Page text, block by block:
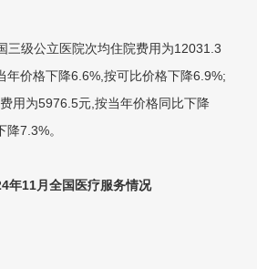
级公立医院次均住院费用为12031.3
年价格下降6.6%,按可比价格下降6.9%;
用为5976.5元,按当年价格同比下降
7.3%。
年11月全国医疗服务情况